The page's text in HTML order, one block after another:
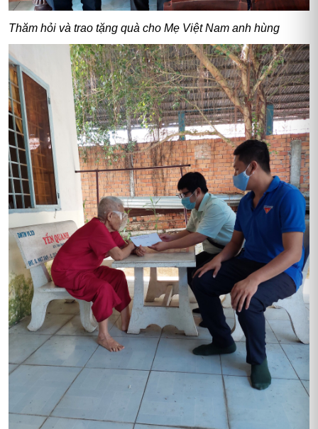
Thăm hỏi và trao tặng quà cho Mẹ Việt Nam anh hùng